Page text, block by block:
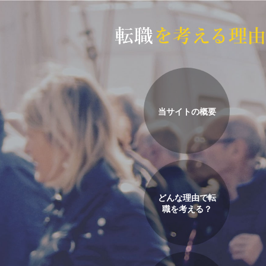
当サイトの概要
どんな理由で転
職を考える？